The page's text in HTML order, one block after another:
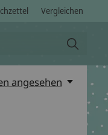
Vergleichen
angesehen